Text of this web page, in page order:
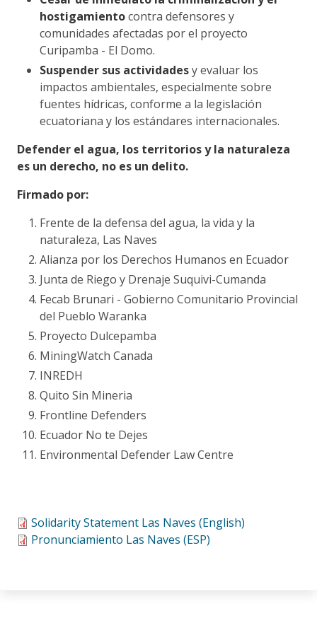
hostigamientocontra defensores y
comunidades afectadas por el proyecto
Curipamba - El Domo.
Suspender sus actividadesy evaluar los
impactos ambientales, especialmente sobre
fuentes hídricas, conforme a la legislación
ecuatoriana y los estándares internacionales.
Defender el agua, los territorios y la naturaleza
es un derecho, no es un delito.
Firmado por:
Frente de la defensa del agua, la vida y la
naturaleza, Las Naves
Alianza por los Derechos Humanos en Ecuador
Junta de Riego y Drenaje Suquivi-Cumanda
Fecab Brunari - Gobierno Comunitario Provincial
del Pueblo Waranka
Proyecto Dulcepamba
MiningWatch Canada
INREDH
Quito Sin Mineria
Frontline Defenders
Ecuador No te Dejes
Environmental Defender Law Centre
Solidarity Statement Las Naves (English)
Pronunciamiento Las Naves (ESP)